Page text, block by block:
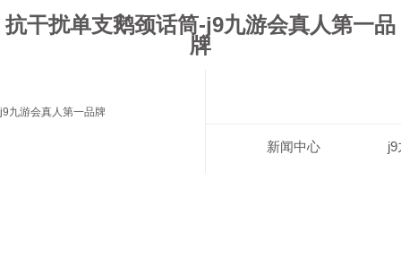
抗干扰单支鹅颈话筒-j9九游会真人第一品
牌
j9九游会真人第一品牌
新闻中心